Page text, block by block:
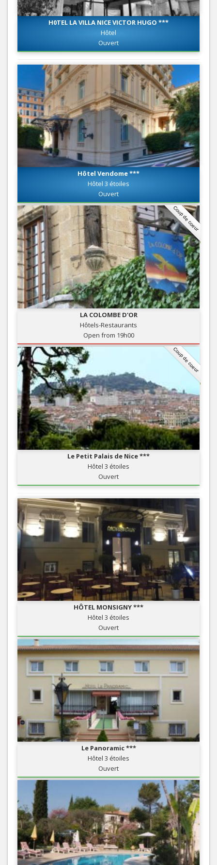
H0TEL LA VILLA NICE VICTOR HUGO ***
Hôtel
Ouvert
Hôtel Vendome ***
Hôtel 3 étoiles
Ouvert
Coup de coeur
LA COLOMBE D'OR
Hôtels-Restaurants
Open from 19h00
Coup de coeur
Le Petit Palais de Nice ***
Hôtel 3 étoiles
Ouvert
HÔTEL MONSIGNY ***
Hôtel 3 étoiles
Ouvert
Le Panoramic ***
Hôtel 3 étoiles
Ouvert